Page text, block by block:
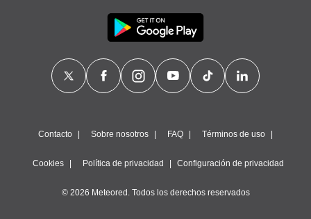
Almacenar la información en un dispositivo y/o acceder a
ella, uso de datos limitados para seleccionar anuncios
perfiles para seleccionar la publicidad personalizada, crear un
perfil para personalizar el contenido, uso de perfiles para la
selección de contenido personalizado, medir el rendimiento
la combinación de datos procedentes de diferentes fuentes,
con el objetivo de seleccionar el contenido.
mediante análisis de dispositivos, publicidad y contenido
Contacto Sobre nosotros FAQ Términos de uso
Cookies Política de privacidad Configuración de privacidad
© 2026 Meteored. Todos los derechos reservados